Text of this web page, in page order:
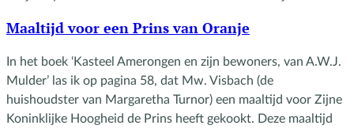
Maaltijd voor een Prins van Oranje
In het boek ‘Kasteel Amerongen en zijn bewoners, van A.W.J.
Mulder’ las ik op pagina 58, dat Mw. Visbach (de
huishoudster van Margaretha Turnor) een maaltijd voor Zijne
Koninklijke Hoogheid de Prins heeft gekookt. Deze maaltijd